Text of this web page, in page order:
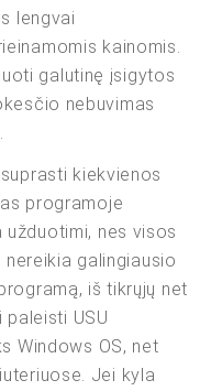
lengvai
kainomis.
galutinę įsigytos
nebuvimas
kiekvienos
programoje
nes visos
galingiausio
iš tikrųjų net
USU
Windows OS, net
Jei kyla